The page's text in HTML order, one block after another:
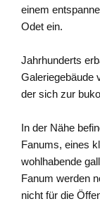
einem
Odet ein.
Jahrhunderts
Galeriegebäude
der sich zur
In der Nähe
Fanums, eines
wohlhabende
Fanum werden
nicht für die